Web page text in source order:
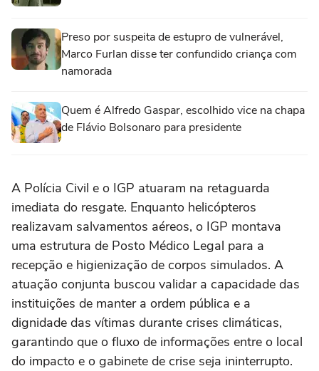
Preso por suspeita de estupro de vulnerável,
Marco Furlan disse ter confundido criança com
namorada
Quem é Alfredo Gaspar, escolhido vice na chapa
de Flávio Bolsonaro para presidente
A Polícia Civil e o IGP atuaram na retaguarda
imediata do resgate. Enquanto helicópteros
realizavam salvamentos aéreos, o IGP montava
uma estrutura de Posto Médico Legal para a
recepção e higienização de corpos simulados. A
atuação conjunta buscou validar a capacidade das
instituições de manter a ordem pública e a
dignidade das vítimas durante crises climáticas,
garantindo que o fluxo de informações entre o local
do impacto e o gabinete de crise seja ininterrupto.